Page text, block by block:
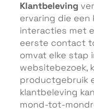
Klantbeleving
ervaring die
interacties met
eerste contact
omvat elke stap
websitebezoek,
productgebruik
klantbeleving
mond-tot-